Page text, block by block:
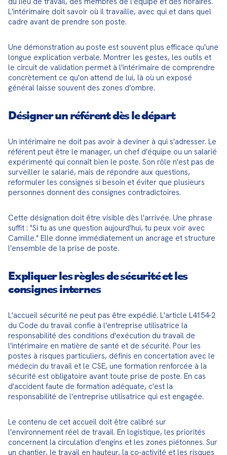
L'intérimaire doit savoir où il travaille, avec qui et dans quel
cadre avant de prendre son poste.
Une démonstration au poste est souvent plus efficace qu'une
longue explication verbale. Montrer les gestes, les outils et
le circuit de validation permet à l'intérimaire de comprendre
concrètement ce qu'on attend de lui, là où un exposé
général laisse souvent des zones d'ombre.
Désigner un référent dès le départ
Un intérimaire ne doit pas avoir à deviner à qui s'adresser. Le
référent peut être le manager, un chef d'équipe ou un salarié
expérimenté qui connaît bien le poste. Son rôle n'est pas de
surveiller le salarié, mais de répondre aux questions,
reformuler les consignes si besoin et éviter que plusieurs
personnes donnent des consignes contradictoires.
Cette désignation doit être visible dès l'arrivée. Une phrase
suffit : "Si tu as une question aujourd'hui, tu peux voir avec
Camille." Elle donne immédiatement un ancrage et structure
l'ensemble de la prise de poste.
Expliquer les règles de sécurité et les
consignes internes
L'accueil sécurité ne peut pas être expédié. L'article L4154-2
du Code du travail confie à l'entreprise utilisatrice la
responsabilité des conditions d'exécution du travail de
l'intérimaire en matière de santé et de sécurité. Pour les
postes à risques particuliers, définis en concertation avec le
médecin du travail et le CSE, une formation renforcée à la
sécurité est obligatoire avant toute prise de poste. En cas
d'accident faute de formation adéquate, c'est la
responsabilité de l'entreprise utilisatrice qui est engagée.
Le contenu de cet accueil doit être calibré sur
l'environnement réel de travail. En logistique, les priorités
concernent la circulation d'engins et les zones piétonnes. Sur
un chantier, le travail en hauteur, la co-activité et les risques